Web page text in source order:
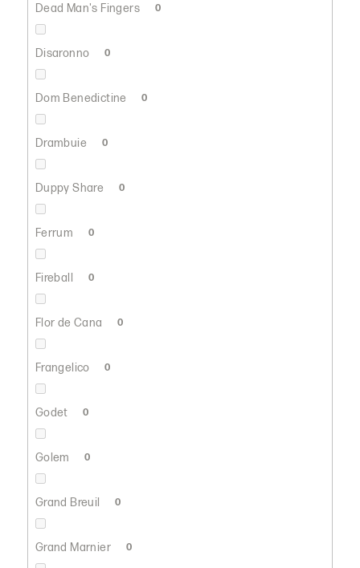
Dead Man's Fingers 0
Disaronno 0
Dom Benedictine 0
Drambuie 0
Duppy Share 0
Ferrum 0
Fireball 0
Flor de Cana 0
Frangelico 0
Godet 0
Golem 0
Grand Breuil 0
Grand Marnier 0